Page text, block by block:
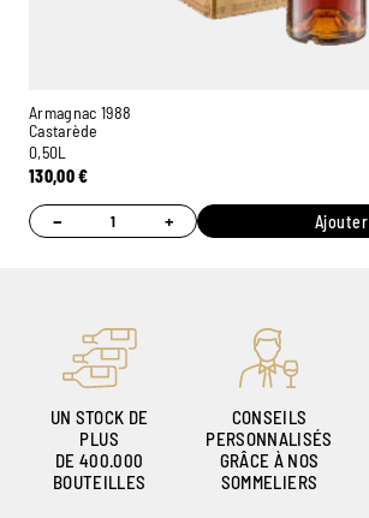
Armagnac 1988
Castarède
0,50L
130,00€
− + Ajouter
UN STOCK DE
PLUS
DE 400.000
BOUTEILLES
CONSEILS
PERSONNALISÉS
GRÂCE À NOS
SOMMELIERS
Ambroise, Votre sommelier
Disponible pour vous conseiller